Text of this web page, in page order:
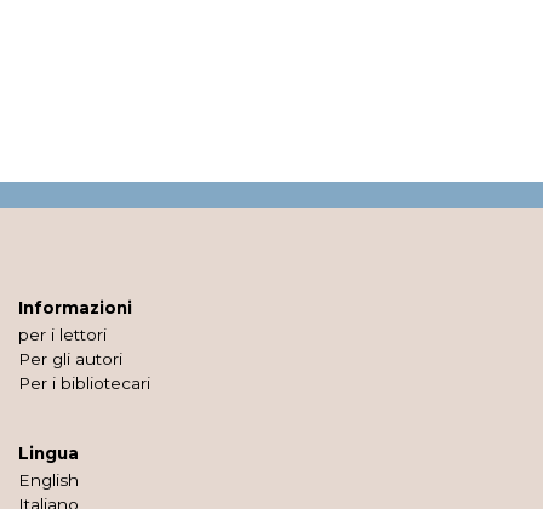
Informazioni
per i lettori
Per gli autori
Per i bibliotecari
Lingua
English
Italiano